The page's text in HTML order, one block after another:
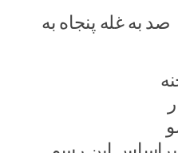
به غله پنجاه به